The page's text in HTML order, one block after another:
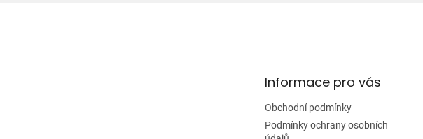
Informace pro vás
Obchodní podmínky
Podmínky ochrany osobních